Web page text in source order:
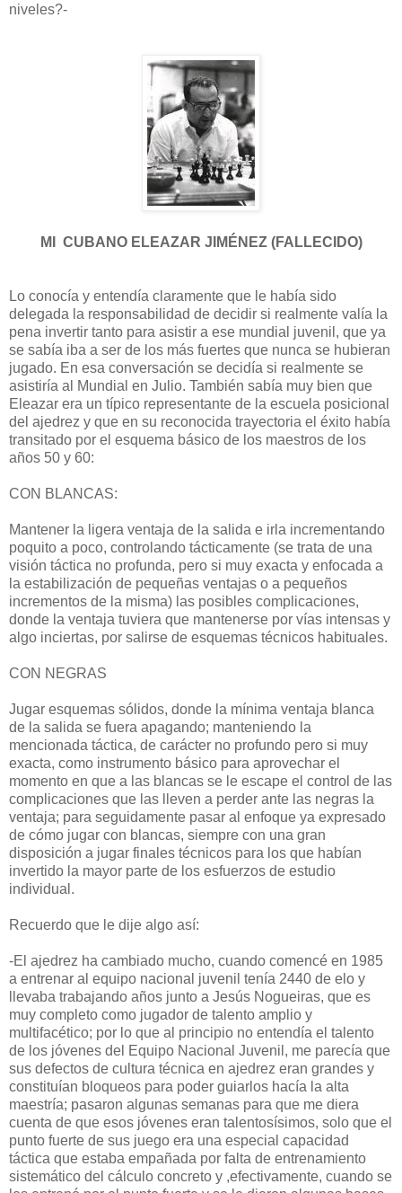
niveles?-
MI CUBANO ELEAZAR JIMÉNEZ (FALLECIDO)
Lo conocía y entendía claramente que le había sido
delegada la responsabilidad de decidir si realmente valía la
pena invertir tanto para asistir a ese mundial juvenil, que ya
se sabía iba a ser de los más fuertes que nunca se hubieran
jugado. En esa conversación se decidía si realmente se
asistiría al Mundial en Julio. También sabía muy bien que
Eleazar era un típico representante de la escuela posicional
del ajedrez y que en su reconocida trayectoria el éxito había
transitado por el esquema básico de los maestros de los
años 50 y 60:
CON BLANCAS:
Mantener la ligera ventaja de la salida e irla incrementando
poquito a poco, controlando tácticamente (se trata de una
visión táctica no profunda, pero si muy exacta y enfocada a
la estabilización de pequeñas ventajas o a pequeños
incrementos de la misma) las posibles complicaciones,
donde la ventaja tuviera que mantenerse por vías intensas y
algo inciertas, por salirse de esquemas técnicos habituales.
CON NEGRAS
Jugar esquemas sólidos, donde la mínima ventaja blanca
de la salida se fuera apagando; manteniendo la
mencionada táctica, de carácter no profundo pero si muy
exacta, como instrumento básico para aprovechar el
momento en que a las blancas se le escape el control de las
complicaciones que las lleven a perder ante las negras la
ventaja; para seguidamente pasar al enfoque ya expresado
de cómo jugar con blancas, siempre con una gran
disposición a jugar finales técnicos para los que habían
invertido la mayor parte de los esfuerzos de estudio
individual.
Recuerdo que le dije algo así:
-El ajedrez ha cambiado mucho, cuando comencé en 1985
a entrenar al equipo nacional juvenil tenía 2440 de elo y
llevaba trabajando años junto a Jesús Nogueiras, que es
muy completo como jugador de talento amplio y
multifacético; por lo que al principio no entendía el talento
de los jóvenes del Equipo Nacional Juvenil, me parecía que
sus defectos de cultura técnica en ajedrez eran grandes y
constituían bloqueos para poder guiarlos hacía la alta
maestría; pasaron algunas semanas para que me diera
cuenta de que esos jóvenes eran talentosísimos, solo que el
punto fuerte de sus juego era una especial capacidad
táctica que estaba empañada por falta de entrenamiento
sistemático del cálculo concreto y ,efectivamente, cuando se